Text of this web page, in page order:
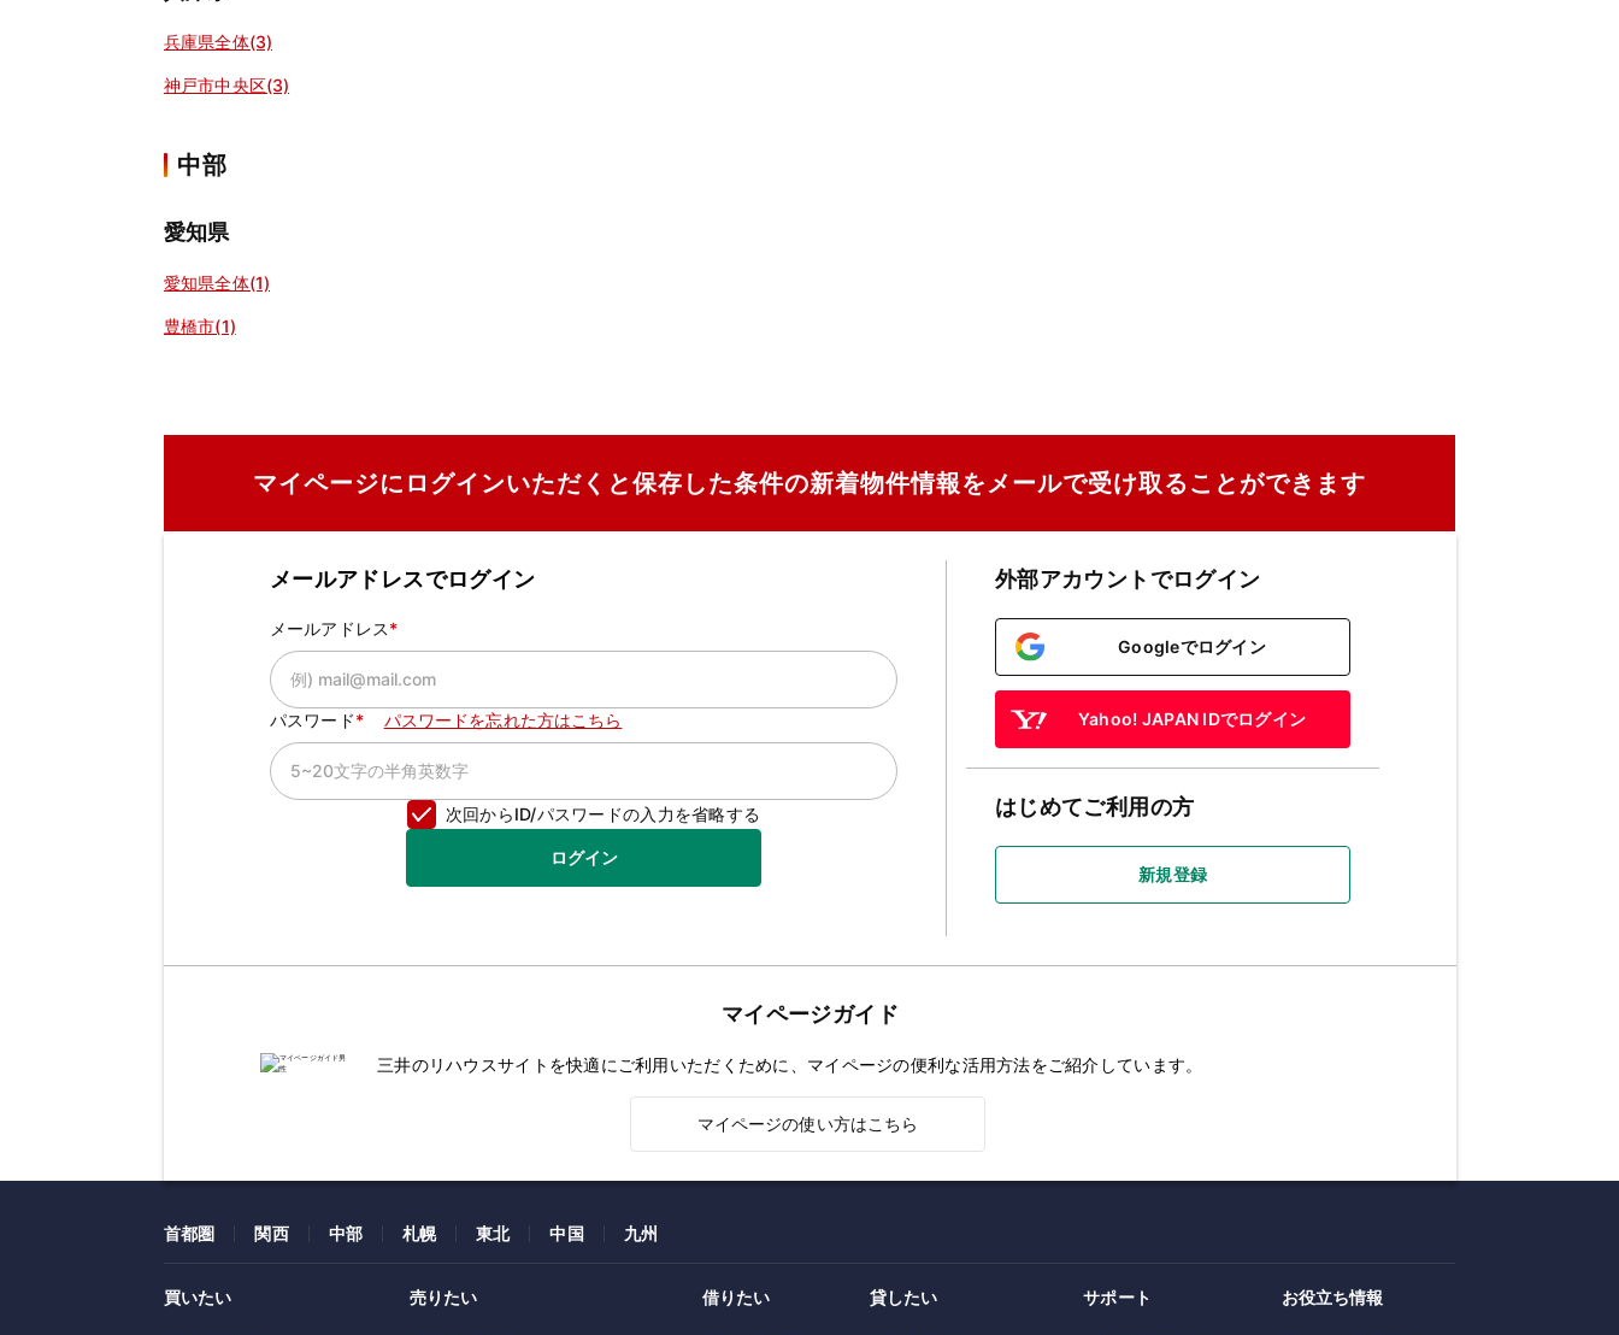
兵庫県全体(3)
神戸市中央区(3)
中部
愛知県
愛知県全体(1)
豊橋市(1)
マイページにログインいただくと保存した条件の新着物件情報をメールで受け取ることができます
メールアドレスでログイン
メールアドレス
パスワード パスワードを忘れた方はこちら
次回からID/パスワードの入力を省略する
ログイン
外部アカウントでログイン
Googleでログイン
Yahoo! JAPAN IDでログイン
はじめてご利用の方
新規登録
マイページガイド
三井のリハウスサイトを快適にご利用いただくために、マイページの便利な活用方法をご紹介しています。
マイページの使い方はこちら
首都圏 関西 中部 札幌 東北 中国 九州
買いたい 売りたい 借りたい 貸したい サポート お役立ち情報